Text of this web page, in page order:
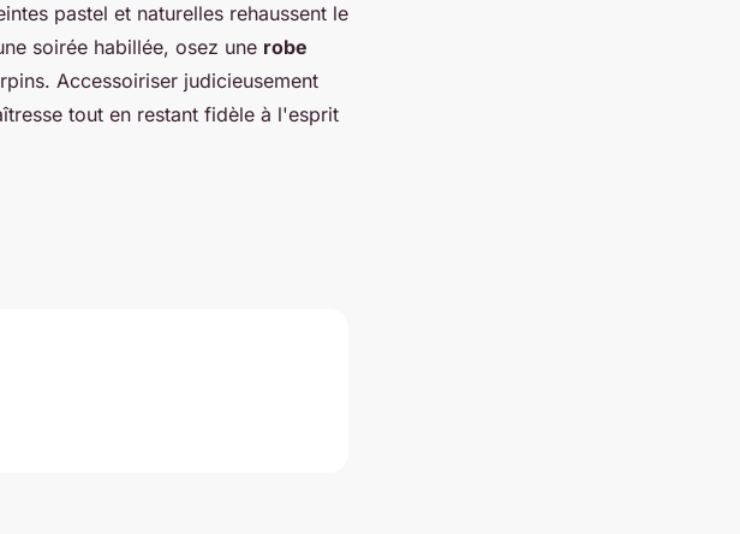
pastel et naturelles rehaussent le
soirée habillée, osez une robe
Accessoiriser judicieusement
tout en restant fidèle à l'esprit